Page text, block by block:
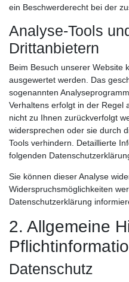
ein Beschwerderecht bei der
Analyse-Tools
Drittanbietern
Beim Besuch unserer Website
ausgewertet werden. Das
sogenannten
Verhaltens erfolgt in der Regel
nicht zu Ihnen zurückverfolgt
widersprechen oder sie durch
Tools verhindern. Detaillierte
folgenden
Sie können dieser Analyse
Widerspruchsmöglichkeiten
Datenschutzerklärung
2. Allgemeine
Datenschutz